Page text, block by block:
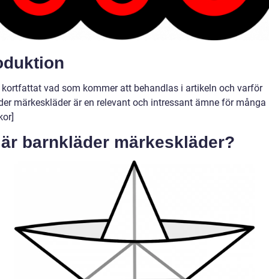
kortfattat vad som kommer att behandlas i artikeln och varför
märkeskläder är en relevant och intressant ämne för många
barnkläder märkeskläder?